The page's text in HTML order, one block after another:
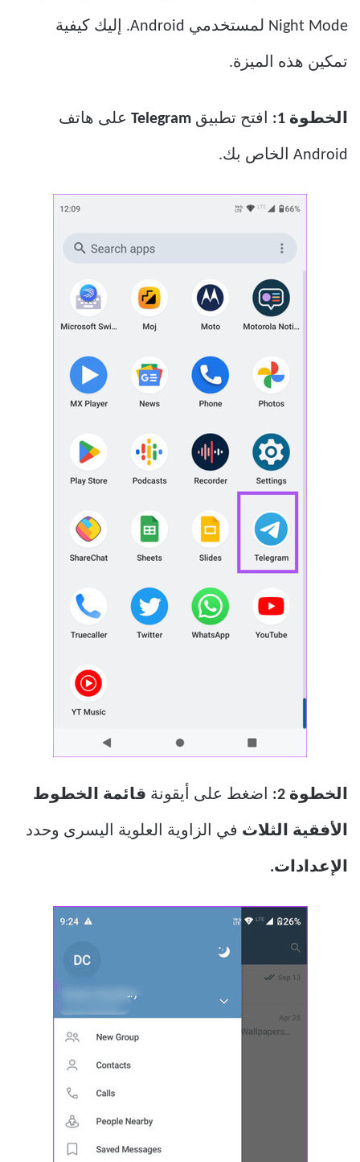
Night Mode لمستخدمي Android. إليك كيفية
تمكين هذه الميزة.
الخطوة 1: افتح تطبيق Telegram على هاتف
Android الخاص بك.
الخطوة 2: اضغط على أيقونة قائمة الخطوط
الأفقية الثلاث في الزاوية العلوية اليسرى وحدد
الإعدادات.